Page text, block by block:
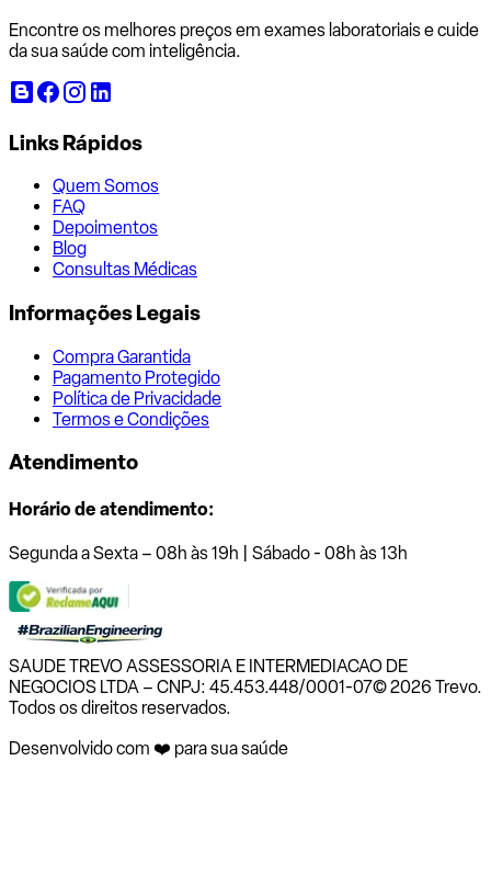
Encontre os melhores preços em exames laboratoriais e cuide
da sua saúde com inteligência.
Links Rápidos
Quem Somos
FAQ
Depoimentos
Blog
Consultas Médicas
Informações Legais
Compra Garantida
Pagamento Protegido
Política de Privacidade
Termos e Condições
Atendimento
Horário de atendimento:
Segunda a Sexta – 08h às 19h | Sábado - 08h às 13h
SAUDE TREVO ASSESSORIA E INTERMEDIACAO DE
NEGOCIOS LTDA – CNPJ: 45.453.448/0001-07© 2026 Trevo.
Todos os direitos reservados.
Desenvolvido com ❤️ para sua saúde